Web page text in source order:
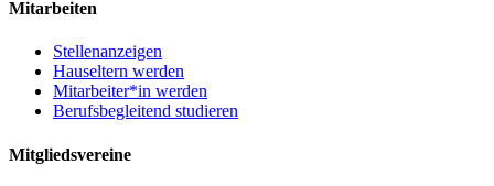
Mitarbeiten
Stellenanzeigen
Hauseltern werden
Mitarbeiter*in werden
Berufsbegleitend studieren
Mitgliedsvereine